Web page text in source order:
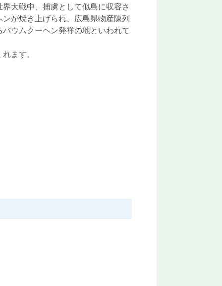
大戦中、捕虜として似島に収容さ
が焼き上げられ、広島県物産陳列
ウムクーヘン発祥の地といわれて
ます。